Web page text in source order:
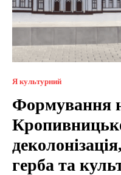
Я культурний
Формування
герба та